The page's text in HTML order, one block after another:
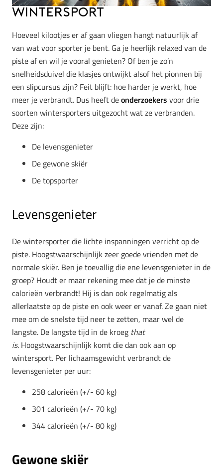
WinterSPORT
Hoeveel kilootjes er af gaan vliegen hangt natuurlijk af
van wat voor sporter je bent. Ga je heerlijk relaxed van de
piste af en wil je vooral genieten? Of ben je zo’n
snelheidsduivel die klasjes ontwijkt alsof het pionnen bij
een slipcursus zijn? Feit blijft: hoe harder je werkt, hoe
meer je verbrandt. Dus heeft deonderzoekers voor drie
soorten wintersporters uitgezocht wat ze verbranden.
Deze zijn:
De levensgenieter
De gewone skiër
De topsporter
Levensgenieter
De wintersporter die lichte inspanningen verricht op de
piste. Hoogstwaarschijnlijk zeer goede vrienden met de
normale skiër. Ben je toevallig die ene levensgenieter in de
groep? Houdt er maar rekening mee dat je de minste
calorieën verbrandt! Hij is dan ook regelmatig als
allerlaatste op de piste en ook weer er vanaf. Ze gaan niet
mee om de snelste tijd neer te zetten, maar wel de
langste. De langste tijd in de kroeg that
is. Hoogstwaarschijnlijk komt die dan ook aan op
wintersport. Per lichaamsgewicht verbrandt de
levensgenieter per uur:
258 calorieën (+/- 60 kg)
301 calorieën (+/- 70 kg)
344 calorieën (+/- 80 kg)
Gewone skiër